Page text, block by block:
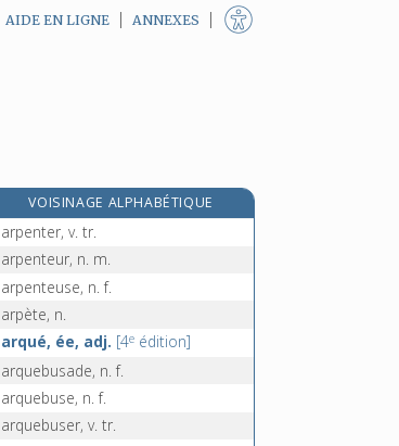
AIDE EN LIGNE ANNEXES
VOISINAGE ALPHABÉTIQUE
arpentage, n. m.
arpenter, v. tr.
arpenteur, n. m.
arpenteuse, n. f.
arpète, n.
arqué, ée, adj. [4e édition]
arquebusade, n. f.
arquebuse, n. f.
arquebuser, v. tr.